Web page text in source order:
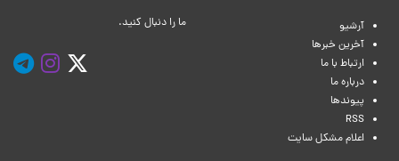
آرشیو
آخرین خبرها
ارتباط با ما
درباره ما
پیوندها
RSS
اعلام مشکل سایت
ما را دنبال کنید.